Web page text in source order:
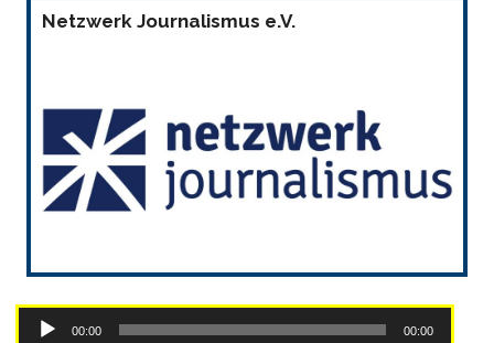
Netzwerk Journalismus e.V.
Audio-
00:00 00:00